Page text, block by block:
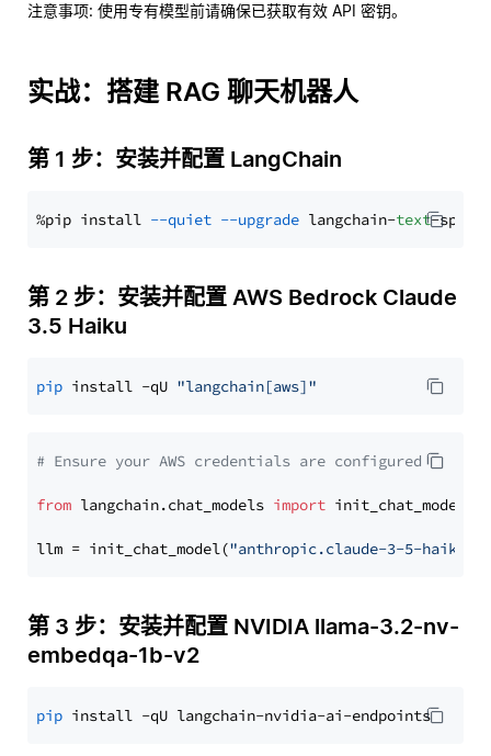
注意事项: 使用专有模型前请确保已获取有效 API 密钥。
实战：搭建 RAG 聊天机器人
第 1 步：安装并配置 LangChain
%pip install --quiet --upgrade langchain-text
第 2 步：安装并配置 AWS Bedrock Claude
3.5 Haiku
pip install -qU "langchain[aws]"
# Ensure your AWS credentials are configured
from langchain.chat_models import init_chat_model
llm = init_chat_model("anthropic.claude-3-5-haiku-
第 3 步：安装并配置 NVIDIA llama-3.2-nv-
embedqa-1b-v2
pip